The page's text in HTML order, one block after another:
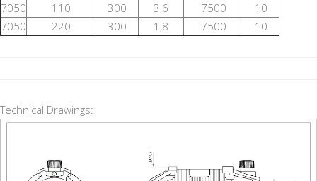
7050
110 300 3,6 7500
10
7050
220 300 1,8 7500 10
Technical Drawings: